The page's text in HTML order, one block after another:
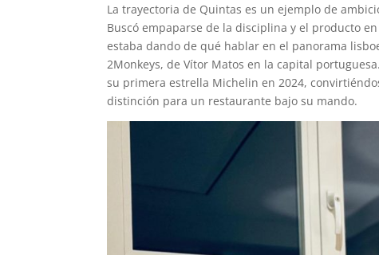
La trayectoria de Quintas es un ejemplo de
Buscó empaparse de la disciplina y el producto
estaba dando de qué hablar en el panorama
2Monkeys, de Vítor Matos en la capital
su primera estrella Michelin en 2024,
distinción para un restaurante bajo su mando.